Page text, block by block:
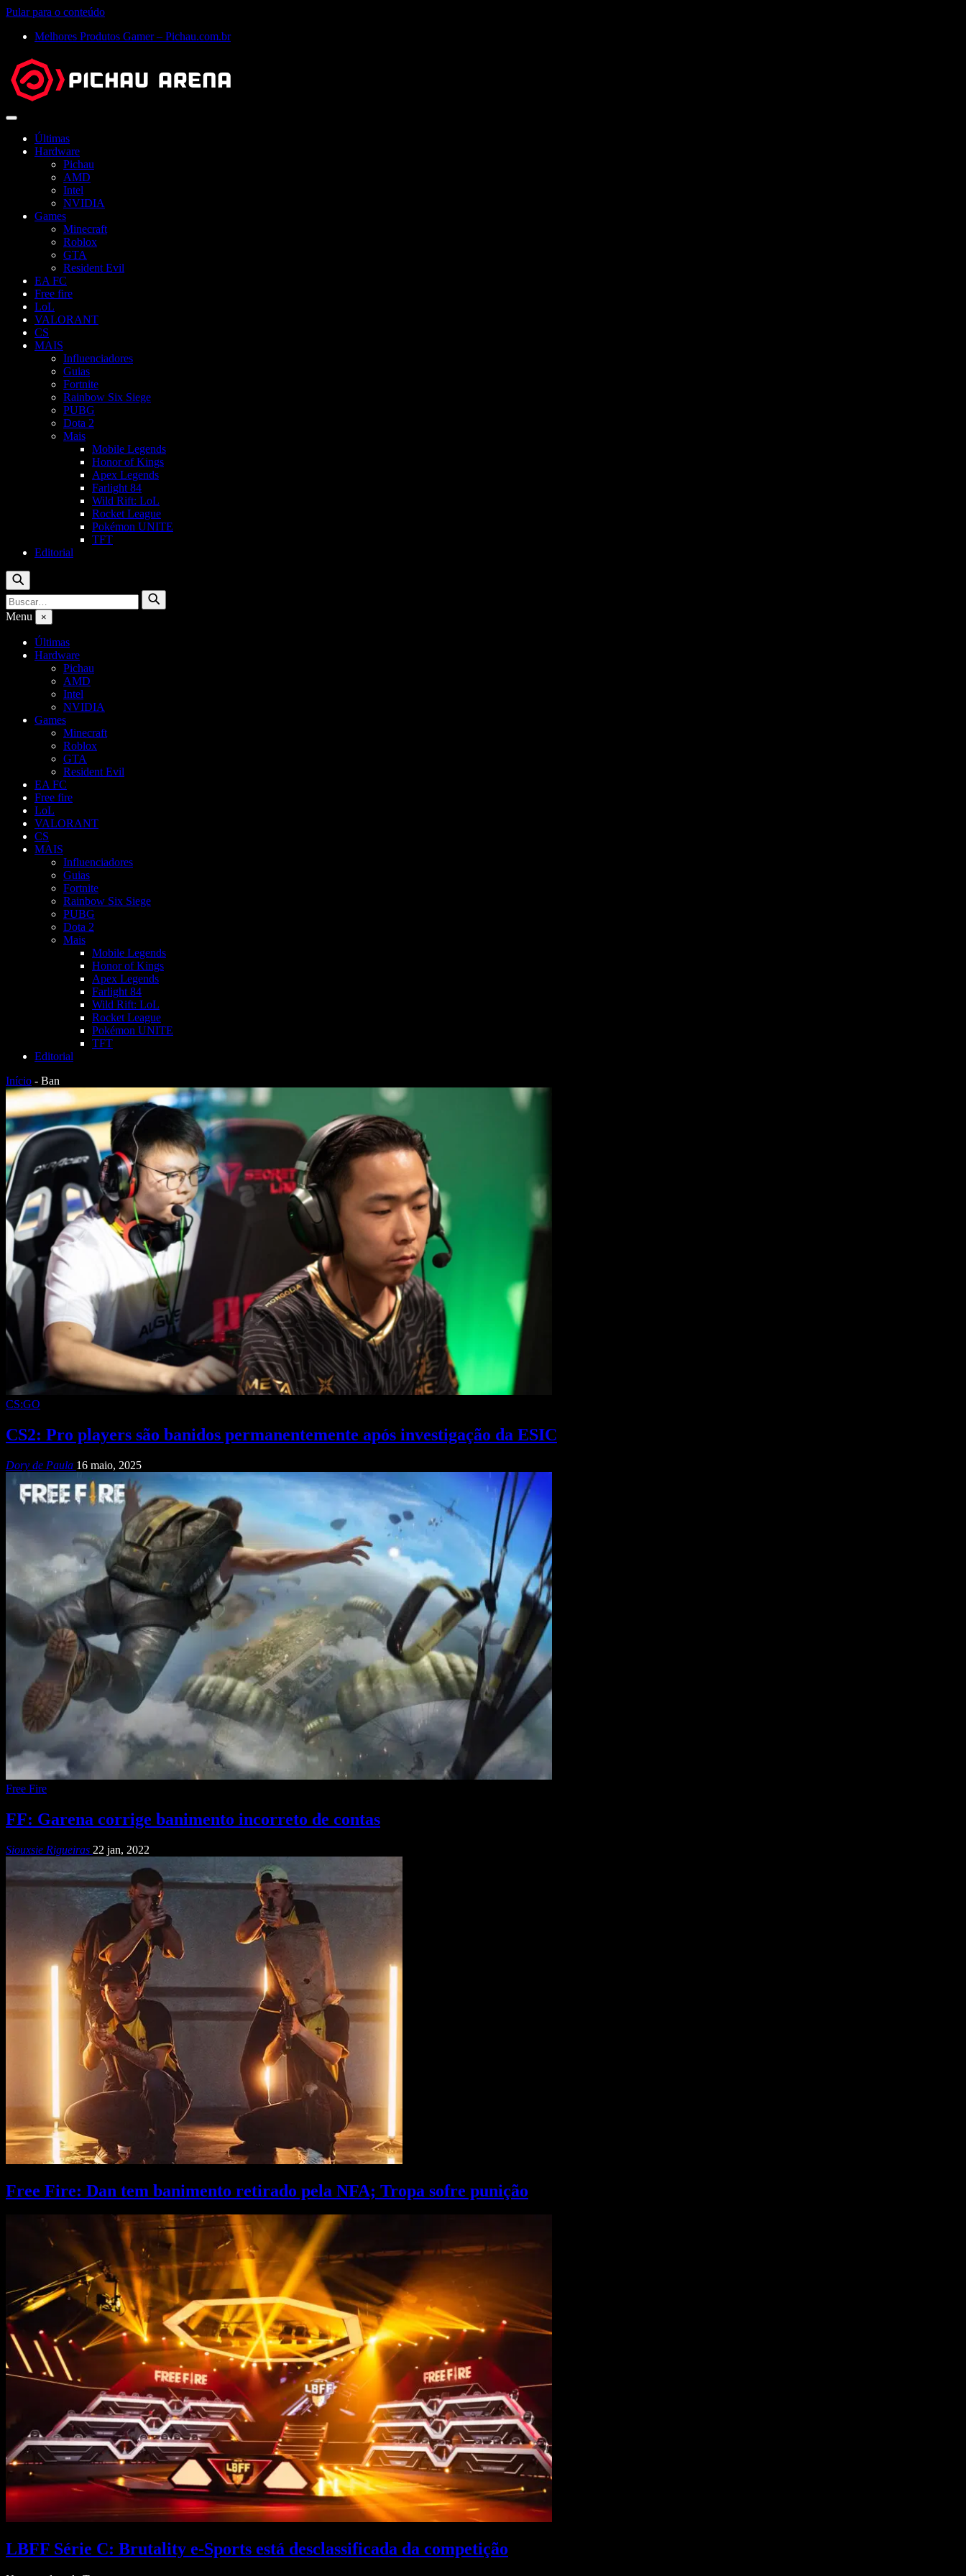
Pular para o conteúdo
Melhores Produtos Gamer – Pichau.com.br
Abrir
Últimas
Hardware
Pichau
AMD
Intel
NVIDIA
Games
Minecraft
Roblox
GTA
Resident Evil
EA FC
Free fire
LoL
VALORANT
CS
MAIS
Influenciadores
Guias
Fortnite
Rainbow Six Siege
PUBG
Dota 2
Mais
Mobile Legends
Honor of Kings
Apex Legends
Farlight 84
Wild Rift: LoL
Rocket League
Pokémon UNITE
TFT
Editorial
Buscar
Buscar
por:
Buscar
Menu ×
Últimas
Hardware
Pichau
AMD
Intel
NVIDIA
Games
Minecraft
Roblox
GTA
Resident Evil
EA FC
Free fire
LoL
VALORANT
CS
MAIS
Influenciadores
Guias
Fortnite
Rainbow Six Siege
PUBG
Dota 2
Mais
Mobile Legends
Honor of Kings
Apex Legends
Farlight 84
Wild Rift: LoL
Rocket League
Pokémon UNITE
TFT
Editorial
Início - Ban
CS:GO
CS2: Pro players são banidos permanentemente após investigação da ESIC
Dory de Paula 16 maio, 2025
Free Fire
FF: Garena corrige banimento incorreto de contas
Siouxsie Rigueiras 22 jan, 2022
Free Fire: Dan tem banimento retirado pela NFA; Tropa sofre punição
LBFF Série C: Brutality e-Sports está desclassificada da competição